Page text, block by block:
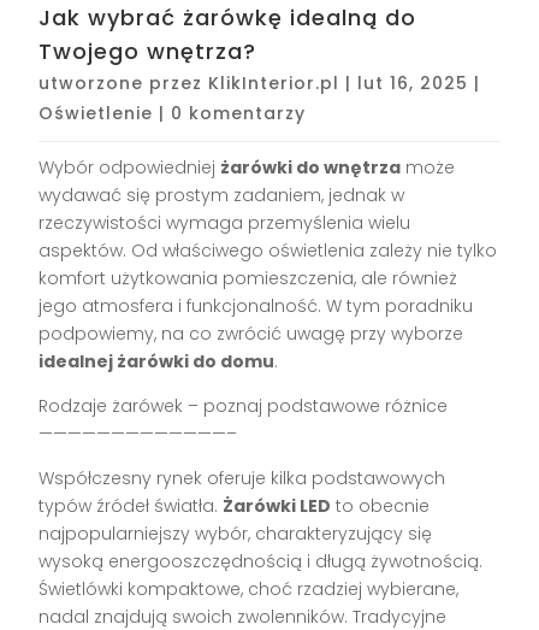
Jak wybrać żarówkę idealną do
Twojego wnętrza?
utworzone przez KlikInterior.pl | lut 16, 2025 |
Oświetlenie | 0 komentarzy
Wybór odpowiedniej żarówki do wnętrza może
wydawać się prostym zadaniem, jednak w
rzeczywistości wymaga przemyślenia wielu
aspektów. Od właściwego oświetlenia zależy nie tylko
komfort użytkowania pomieszczenia, ale również
jego atmosfera i funkcjonalność. W tym poradniku
podpowiemy, na co zwrócić uwagę przy wyborze
idealnej żarówki do domu.
Rodzaje żarówek – poznaj podstawowe różnice
—————————————–
Współczesny rynek oferuje kilka podstawowych
typów źródeł światła. Żarówki LED to obecnie
najpopularniejszy wybór, charakteryzujący się
wysoką energooszczędnością i długą żywotnością.
Świetlówki kompaktowe, choć rzadziej wybierane,
nadal znajdują swoich zwolenników. Tradycyjne